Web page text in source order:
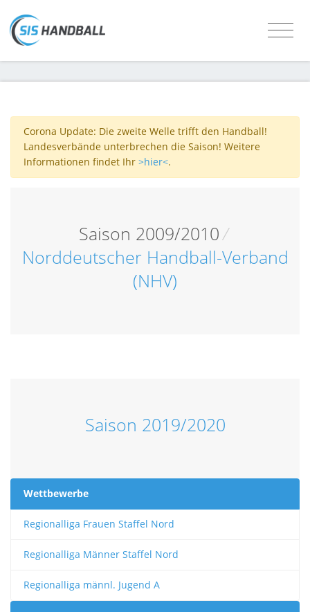
Corona Update: Die zweite Welle trifft den Handball!
Landesverbände unterbrechen die Saison! Weitere
Informationen findet Ihr >hier<.
Saison 2009/2010/
Norddeutscher Handball-Verband
(NHV)
Saison 2019/2020
Wettbewerbe
Regionalliga Frauen Staffel Nord
Regionalliga Männer Staffel Nord
Regionalliga männl. Jugend A